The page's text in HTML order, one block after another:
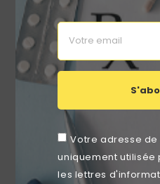
Votre adresse
uniquement utilisée
les lettres